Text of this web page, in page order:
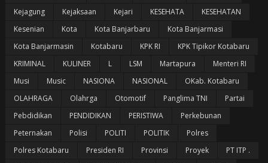
Kejagung
Kejaksaan Kejari KESEHATA
KESEHATAN
Kesenian
Kota Kota Banjarbaru
Kota Banjarmasi
Kota Banjarmasin
Kotabaru KPK RI
KPK Tipikor Kotabaru
KRIMINAL
KULINER L LSM Martapura
Menteri RI
Musi
Music NASIONA NASIONAL
OKab. Kotabaru
OLAHRAGA
Olahrga Otomotif Panglima TNI
Partai
Pebdidikan
PENDIDIKAN PERISTIWA
Perkebunan
Peternakan
Polisi POLITI POLITIK
Polres
Polres Kotabaru
Presiden RI Provinsi Proyek
PT ITP .